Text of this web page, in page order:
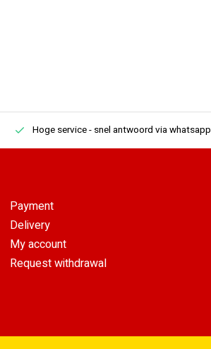
Hoge service- snel antwoord via whatsapp
Payment
Delivery
My account
Request withdrawal